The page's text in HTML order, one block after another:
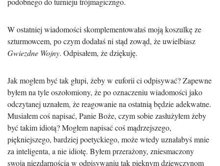
W ostatniej wiadomości skomplementowałaś moją koszulkę ze
szturmowcem, po czym dodałaś ni stąd zowąd, że uwielbiasz
Gwiezdne Wojny. Odpisałem, że dziękuję.
Jak mogłem być tak głupi, żeby w euforii ci odpisywać? Zapewne
byłem na tyle oszołomiony, że po oznaczeniu wiadomości jako
odczytanej uznałem, że reagowanie na ostatnią będzie adekwatne.
Musiałem coś napisać, Panie Boże, czym sobie zasłużyłem żeby
być takim idiotą? Mogłem napisać coś mądrzejszego,
piękniejszego, bardziej poetyckiego, może wtedy uznałabyś mnie
za inteligenta, a nie idiotę. Byłem przerażony, zniesmaczony
swoją niezdarnością w odpisywaniu tak pięknym dziewczynom